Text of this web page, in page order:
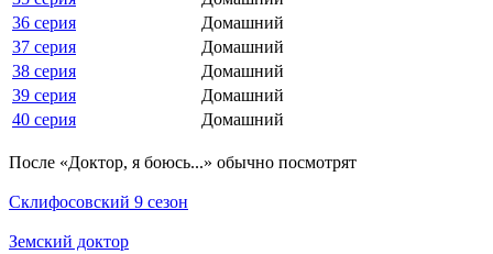
36 серия
Домашний
37 серия
Домашний
38 серия
Домашний
39 серия
Домашний
40 серия
Домашний
По­сле «Доктор, я боюсь...» обыч­но по­смот­рят
Склифосовский 9 сезон
Земский доктор